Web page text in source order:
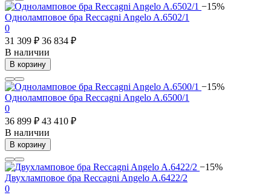
−15%
Одноламповое бра Reccagni Angelo A.6502/1
0
31 309 ₽ 36 834 ₽
В наличии
В корзину
−15%
Одноламповое бра Reccagni Angelo A.6500/1
0
36 899 ₽ 43 410 ₽
В наличии
В корзину
−15%
Двухламповое бра Reccagni Angelo A.6422/2
0